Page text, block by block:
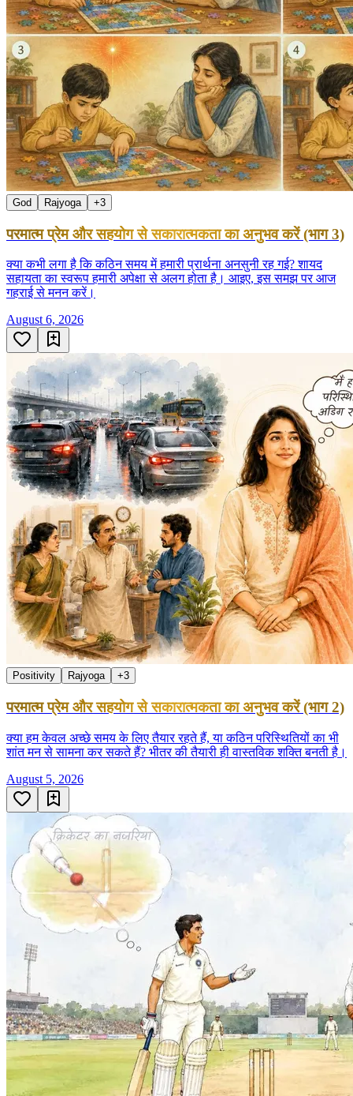
God Rajyoga +3
परमात्म प्रेम और सहयोग से सकारात्मकता का अनुभव करें (भाग 3)
क्या कभी लगा है कि कठिन समय में हमारी प्रार्थना अनसुनी रह गई? शायद
सहायता का स्वरूप हमारी अपेक्षा से अलग होता है। आइए, इस समझ पर आज
गहराई से मनन करें।
August 6, 2026
Positivity Rajyoga +3
परमात्म प्रेम और सहयोग से सकारात्मकता का अनुभव करें (भाग 2)
क्या हम केवल अच्छे समय के लिए तैयार रहते हैं, या कठिन परिस्थितियों का भी
शांत मन से सामना कर सकते हैं? भीतर की तैयारी ही वास्तविक शक्ति बनती है।
August 5, 2026